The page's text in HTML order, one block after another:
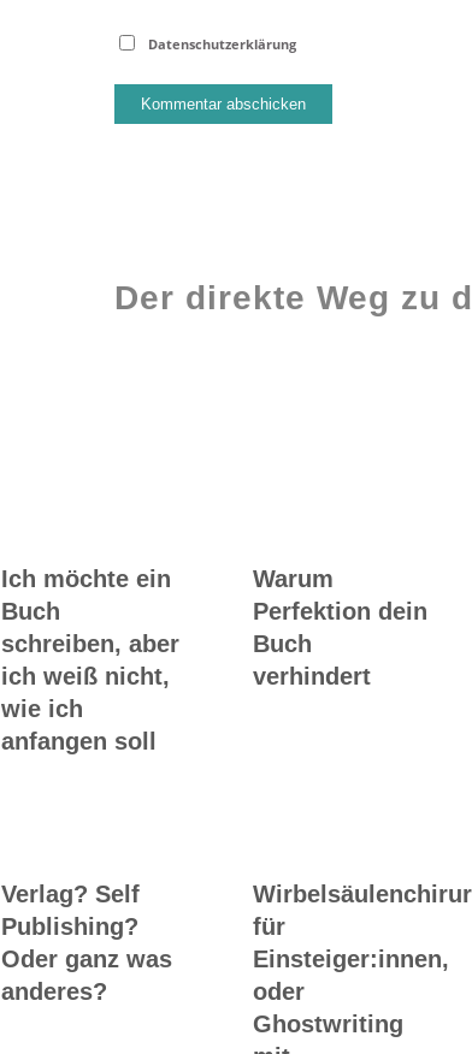
Datenschutzerklärung
Der direkte Weg zu
Ich möchte ein
Buch
schreiben, aber
ich weiß nicht,
wie ich
anfangen soll
Warum
Perfektion dein
Buch
verhindert
Verlag? Self
Publishing?
Oder ganz was
anderes?
für
Einsteiger:innen,
oder
Ghostwriting